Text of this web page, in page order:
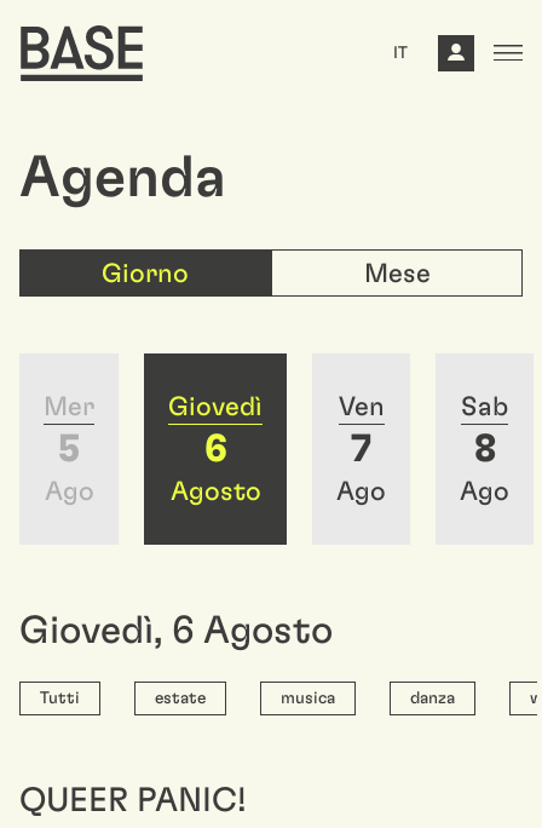
IT
Agenda
Giorno Mese
Mer
5
Ago
Giovedì
6
Agosto
Ven
7
Ago
Sab
8
Ago
Giovedì, 6 Agosto
Tutti estate musica danza
QUEER PANIC!